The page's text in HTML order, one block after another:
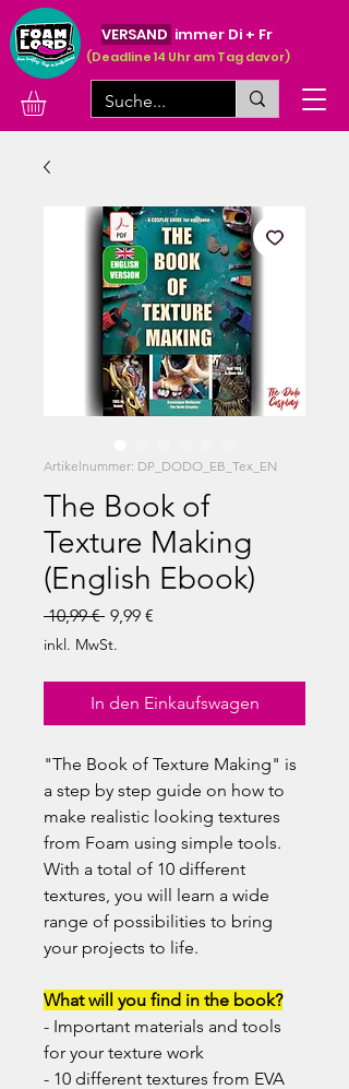
VERSAND immer Di + Fr
(Deadline 14 Uhr am Tag davor)
Artikelnummer: DP_DODO_EB_Tex_EN
The Book of
Texture Making
(English Ebook)
10,99 € Standardpreis
9,99 €
inkl. MwSt.
In den Einkaufswagen
"The Book of Texture Making" is
a step by step guide on how to
make realistic looking textures
from Foam using simple tools.
With a total of 10 different
textures, you will learn a wide
range of possibilities to bring
your projects to life.
What will you find in the book?
- Important materials and tools
for your texture work
- 10 different textures from EVA